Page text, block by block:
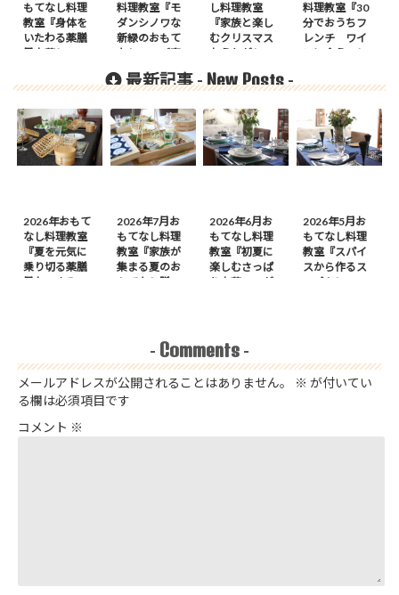
もてなし料理
教室『身体を
いたわる薬膳
風中華レッス
料理教室『モ
ダンシノワな
新緑のおもて
なし』のご案
し料理教室
『家族と楽し
むクリスマス
おうちがレス
料理教室『30
分でおうちフ
レンチ ワイ
ンに合うフレ
おもてなし』
最新記事 -New Posts-
2026年おもて
なし料理教室
『夏を元気に
乗り切る薬膳
風おつまみ
2026年7月お
もてなし料理
教室『家族が
集まる夏のお
もてなし膳』
2026年6月お
もてなし料理
教室『初夏に
楽しむさっぱ
り中華』のが
2026年5月お
もてなし料理
教室『スパイ
スから作るス
ープカレーの
- Comments -
メールアドレスが公開されることはありません。 ※ が付いてい
る欄は必須項目です
コメント ※